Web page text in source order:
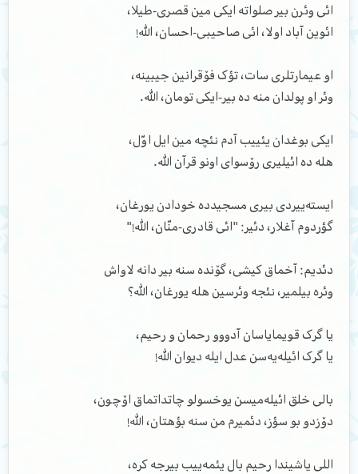
ائی وئرن بیر صلواته ایکی مین قصری-طیلا،
ائوین آباد اولا، ائی صاحیبی-احسان، الله!
او عیمارتلری سات، تؤک فۆقرانین جیبینه،
وئر او پولدان منه ده بیر-ایکی تومان، الله.
ایکی بوغدان یئییب آدم نئچه مین ایل اوّل،
هله ده ائیلیری رۆسوای اونو قرآن الله.
ایسته‌ییردی بیری مسجیدده خودادن یورغان،
گؤردوم آغلار، دئیر: "ائی قادری-منّان، الله!"
دئدیم: آخماق کیشی، گۆنده سنه بیر دانه لاواش
وئره بیلمیر، نئجه وئرسین هله یورغان، الله؟
یا گرک قویمایاسان آدووو رحمان و رحیم،
یا گرک ائیله‌یه‌سن عدل ایله دیوان الله!
بالی خلق ائیله‌میسن یوخسولو چاتداتماق اۆچون،
دۆزدو بو سؤز، دئمیرم من سنه بؤهتان، الله!
اللی یاشیندا رحیم بال یئمه‌ییب بیرجه کره،